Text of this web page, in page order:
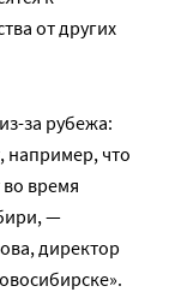
от других
за рубежа:
например, что
время
—
директор